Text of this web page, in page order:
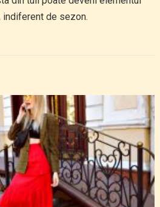
indiferent de sezon.